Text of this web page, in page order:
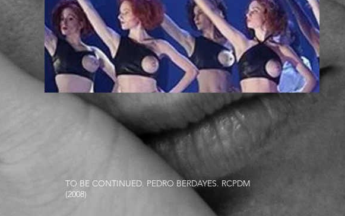
TO BE CONTINUED. PEDRO BERDAYES. RCPDM
(2008)